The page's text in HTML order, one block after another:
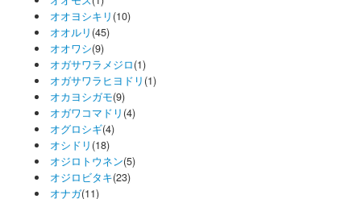
オオヨシキリ (10)
オオルリ (45)
オオワシ(9)
オガサワラメジロ(1)
オガサワラヒヨドリ (1)
オカヨシガモ(9)
オガワコマドリ (4)
オグロシギ(4)
オシドリ (18)
オジロトウネン(5)
オジロビタキ(23)
オナガ(11)